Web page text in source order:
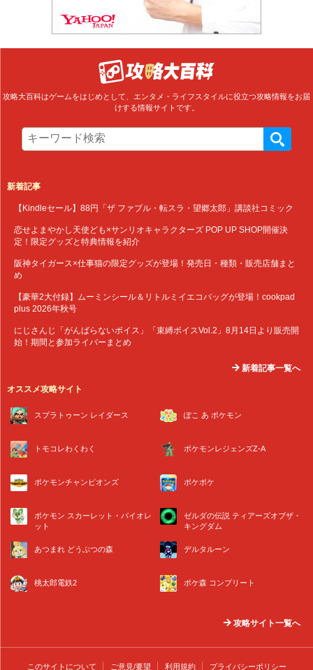
攻略大百科はゲームをはじめとして、エンタメ・ライフスタイルに役立つ攻略情報をお届
けする情報サイトです。
新着記事
【Kindleセール】88円「ザ ファブル・転スラ・望郷太郎」講談社コミック
恋せよまやかし天使ども×サンリオキャラクターズ POP UP SHOP開催決
定！限定グッズと特典情報を紹介
阪神タイガース×仕事猫の限定グッズが登場！発売日・種類・販売店舗まと
め
【豪華2大付録】ムーミンシール＆リトルミイエコバッグが登場！cookpad
plus 2026年秋号
にじさんじ「がんばらないボイス」「束縛ボイスVol.2」8月14日より販売開
始！期間と参加ライバーまとめ
新着記事一覧へ
オススメ攻略サイト
スプラトゥーン レイダース ぽこ あ ポケモン
トモコレわくわく ポケモンレジェンズZ-A
ポケモンチャンピオンズ ポケポケ
ポケモン スカーレット・バイオレ
ット
ゼルダの伝説 ティアーズオブザ・
キングダム
あつまれ どうぶつの森 デルタルーン
桃太郎電鉄2 ポケ森 コンプリート
攻略サイト一覧へ
このサイトについて ご意見/要望 利用規約 プライバシーポリシー